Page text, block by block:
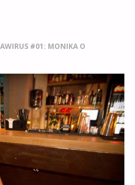
#01: MONIKA O